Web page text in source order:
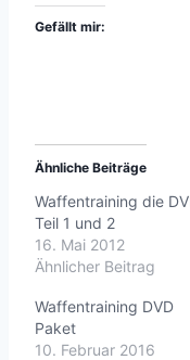
Gefällt mir:
Ähnliche Beiträge
Waffentraining die
Teil 1 und 2
16. Mai 2012
Ähnlicher Beitrag
Waffentraining DVD
Paket
10. Februar 2016